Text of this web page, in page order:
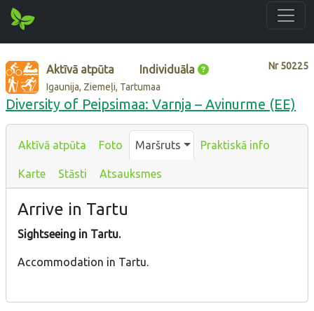
Nr50225
Aktīvā atpūta Individuāla
Igaunija, Ziemeļi, Tartumaa
Diversity of Peipsimaa: Varnja – Avinurme (EE)
Aktīvā atpūta Foto Maršruts Praktiskā info
Karte Stāsti Atsauksmes
Arrive in Tartu
Sightseeing in Tartu.
Accommodation in Tartu.